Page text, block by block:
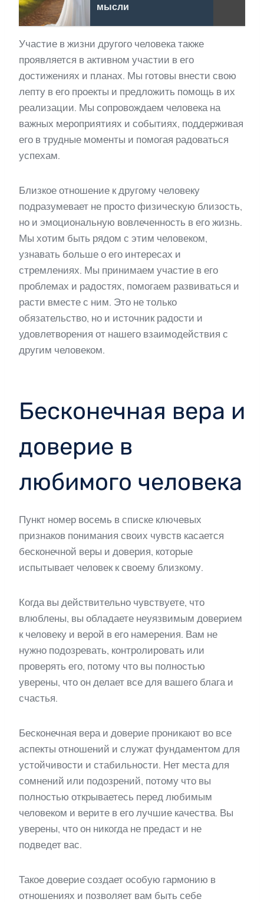
мысли
Участие в жизни другого человека также
проявляется в активном участии в его
достижениях и планах. Мы готовы внести свою
лепту в его проекты и предложить помощь в их
реализации. Мы сопровождаем человека на
важных мероприятиях и событиях, поддерживая
его в трудные моменты и помогая радоваться
успехам.
Близкое отношение к другому человеку
подразумевает не просто физическую близость,
но и эмоциональную вовлеченность в его жизнь.
Мы хотим быть рядом с этим человеком,
узнавать больше о его интересах и
стремлениях. Мы принимаем участие в его
проблемах и радостях, помогаем развиваться и
расти вместе с ним. Это не только
обязательство, но и источник радости и
удовлетворения от нашего взаимодействия с
другим человеком.
Бесконечная вера и
доверие в
любимого человека
Пункт номер восемь в списке ключевых
признаков понимания своих чувств касается
бесконечной веры и доверия, которые
испытывает человек к своему близкому.
Когда вы действительно чувствуете, что
влюблены, вы обладаете неуязвимым доверием
к человеку и верой в его намерения. Вам не
нужно подозревать, контролировать или
проверять его, потому что вы полностью
уверены, что он делает все для вашего блага и
счастья.
Бесконечная вера и доверие проникают во все
аспекты отношений и служат фундаментом для
устойчивости и стабильности. Нет места для
сомнений или подозрений, потому что вы
полностью открываетесь перед любимым
человеком и верите в его лучшие качества. Вы
уверены, что он никогда не предаст и не
подведет вас.
Такое доверие создает особую гармонию в
отношениях и позволяет вам быть себе